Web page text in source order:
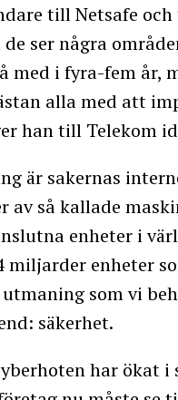
till Netsafe
ser några
med i fyra-fem år,
alla med att
han till Telekom
är sakernas
av så kallade
enheter i
miljarder enheter
som vi
säkerhet.
har ökat i